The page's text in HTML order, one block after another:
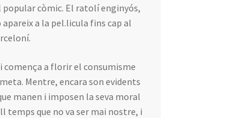
còmic. El ratolí enginyós,
a la pel.licula fins cap al
comença a florir el consumisme
Mentre, encara son evidents
manen i imposen la seva moral
temps que no va ser mai nostre, i